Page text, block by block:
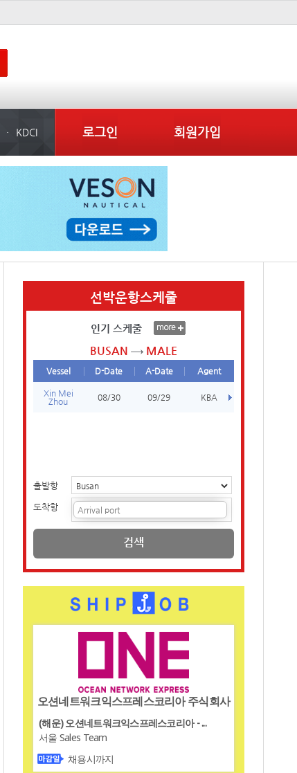
KDCI 로그인 회원가입
선박운항스케줄
인기 스케줄
BUSAN MALE
Vessel D-Date A-Date Agent
Xin Mei
Zhou
08/30 09/29 KBA
출발항
도착항
검색